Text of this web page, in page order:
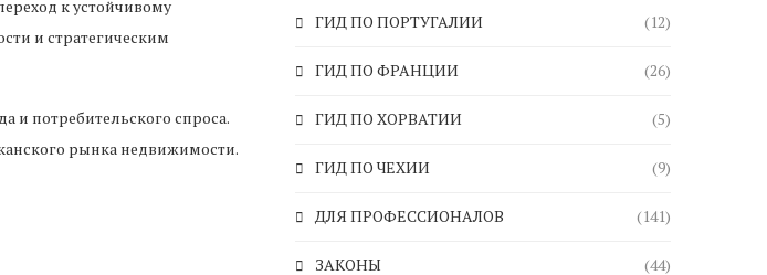
к устойчивому
и стратегическим
и потребительского спроса.
рынка недвижимости.
ГИД ПО ПОРТУГАЛИИ (12)
ГИД ПО ФРАНЦИИ (26)
ГИД ПО ХОРВАТИИ (5)
ГИД ПО ЧЕХИИ (9)
ДЛЯ ПРОФЕССИОНАЛОВ (141)
ЗАКОНЫ (44)